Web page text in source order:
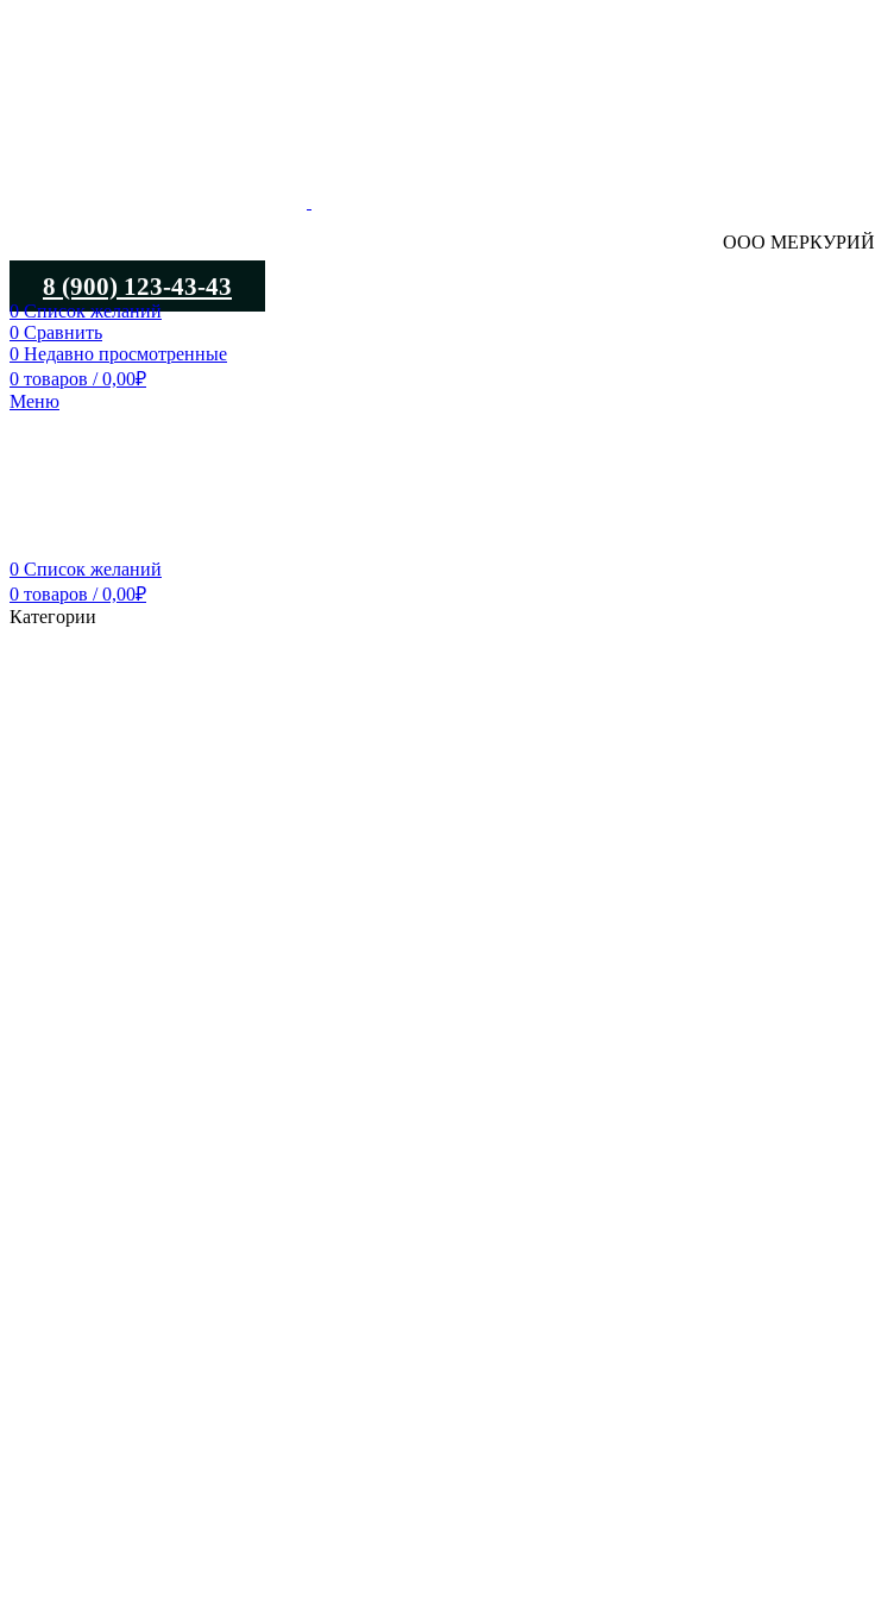
ООО МЕРКУРИЙ
8 (900) 123-43-43
0Список желаний
0 Сравнить
0 Недавно просмотренные
0 товаров / 0,00₽
Меню
0 Список желаний
0 товаров / 0,00₽
Категории